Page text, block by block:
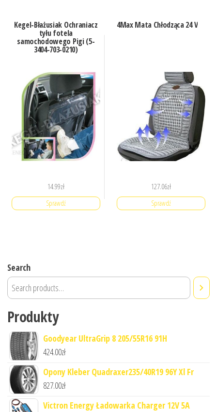
Kegel-Błażusiak Ochraniacz
tyłu fotela
samochodowego Pigi (5-
3404-703-0210)
14.99zł
Sprawdź
4Max Mata Chłodząca 24 V
127.06zł
Sprawdź
Search
Produkty
Goodyear UltraGrip 8 205/55R16 91H
424.00zł
Opony Kleber Quadraxer235/40R19 96Y Xl Fr
827.00zł
Victron Energy Ładowarka Charger 12V 5A